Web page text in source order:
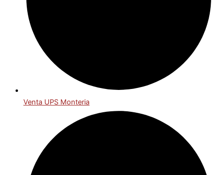
Venta UPS Monteria